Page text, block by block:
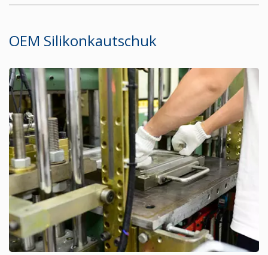
OEM Silikonkautschuk